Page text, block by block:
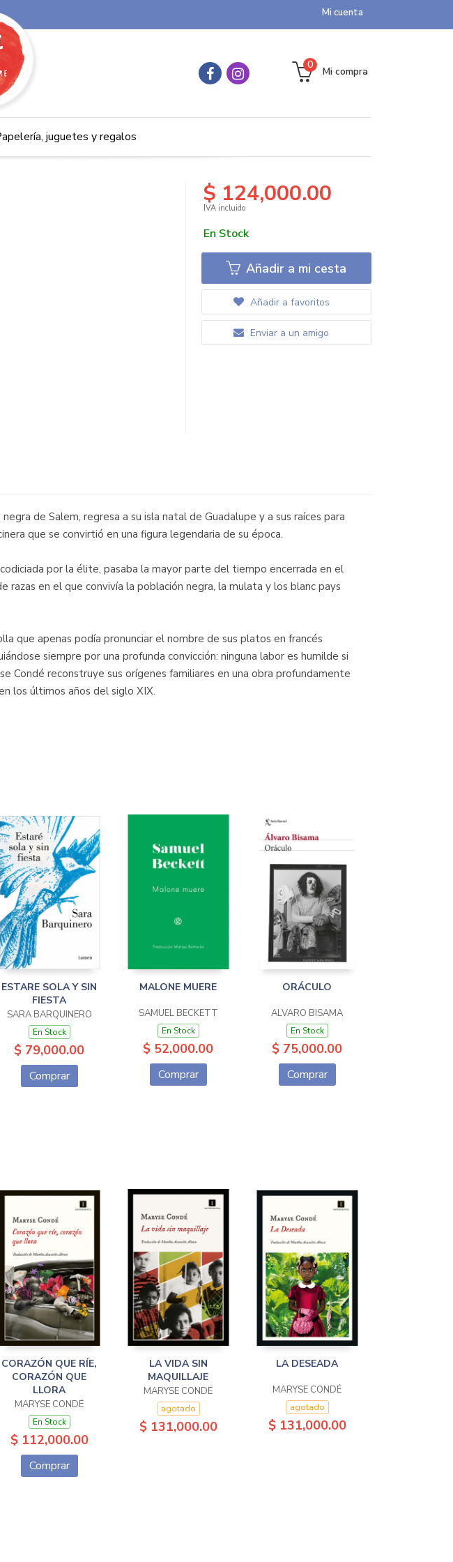
Mi cuenta
Mi compra
0
juguetes y regalos
$ 124,000.00
IVA incluido
En Stock
Añadir a mi cesta
Añadir a favoritos
Enviar a un amigo
de Salem, regresa a su isla natal de Guadalupe y a sus raíces para
que se convirtió en una figura legendaria de su época.
por la élite, pasaba la mayor parte del tiempo encerrada en el
en el que convivía la población negra, la mulata y los blanc pays
que apenas podía pronunciar el nombre de sus platos en francés
siempre por una profunda convicción: ninguna labor es humilde si
Condé reconstruye sus orígenes familiares en una obra profundamente
los últimos años del siglo XIX.
ESTARE SOLA Y SIN
FIESTA
SARA BARQUINERO
En Stock
$ 79,000.00
Comprar
MALONE MUERE
SAMUEL BECKETT
En Stock
$ 52,000.00
Comprar
ORÁCULO
ALVARO BISAMA
En Stock
$ 75,000.00
Comprar
CORAZÓN QUE RÍE,
CORAZÓN QUE
LLORA
MARYSE CONDÉ
En Stock
$ 112,000.00
Comprar
LA VIDA SIN
MAQUILLAJE
MARYSE CONDÉ
agotado
$ 131,000.00
LA DESEADA
MARYSE CONDÉ
agotado
$ 131,000.00